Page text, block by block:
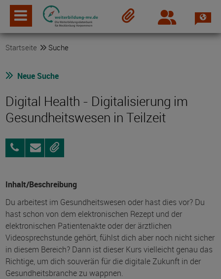
Login
Startseite Suche
Neue Suche
Digital Health - Digitalisierung im
Gesundheitswesen in Teilzeit
03834
3919190
AnfragenMerken
Inhalt/Beschreibung
Du arbeitest im Gesundheitswesen oder hast dies vor? Du
hast schon von dem elektronischen Rezept und der
elektronischen Patientenakte oder der ärztlichen
Videosprechstunde gehört, fühlst dich aber noch nicht sicher
in diesem Bereich? Dann ist dieser Kurs vielleicht genau das
Richtige, um dich souverän für die digitale Zukunft in der
Gesundheitsbranche zu wappnen.